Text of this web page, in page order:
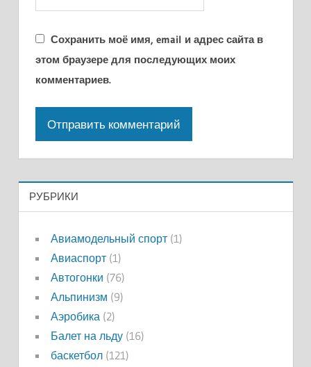
Сохранить моё имя, email и адрес сайта в
этом браузере для последующих моих
комментариев.
РУБРИКИ
Авиамодельный спорт(1)
Авиаспорт(1)
Автогонки (76)
Альпинизм (9)
Аэробика(2)
Балет на льду(16)
баскетбол(121)